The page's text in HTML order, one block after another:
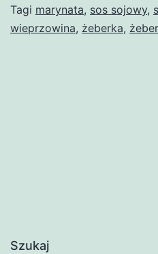
Tagi marynata, sos sojowy,
wieprzowina, żeberka,
Szukaj